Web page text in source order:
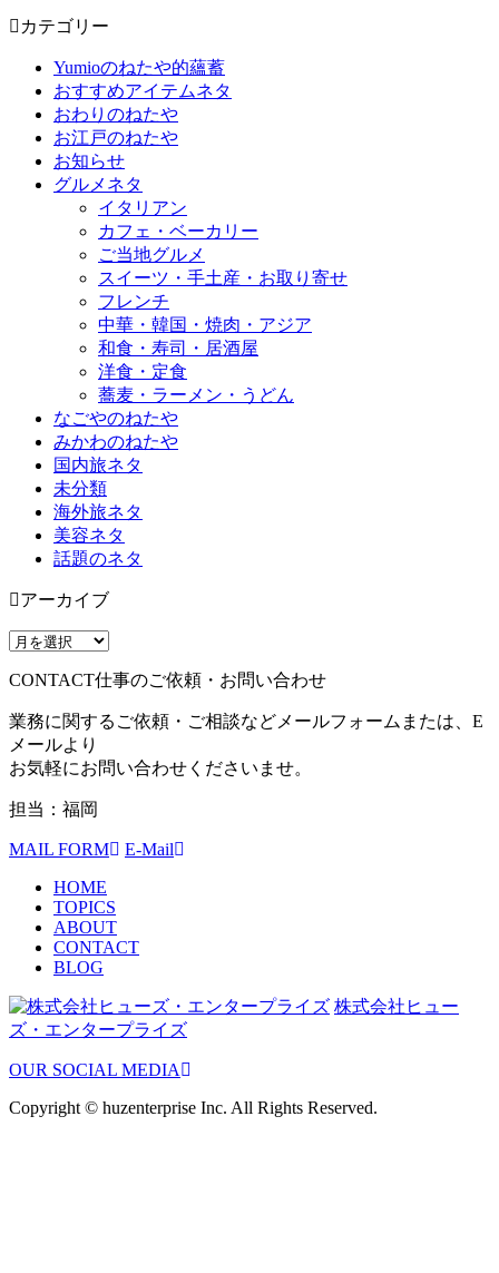
カテゴリー
Yumioのねたや的蘊蓄
おすすめアイテムネタ
おわりのねたや
お江戸のねたや
お知らせ
グルメネタ
イタリアン
カフェ・ベーカリー
ご当地グルメ
スイーツ・手土産・お取り寄せ
フレンチ
中華・韓国・焼肉・アジア
和食・寿司・居酒屋
洋食・定食
蕎麦・ラーメン・うどん
なごやのねたや
みかわのねたや
国内旅ネタ
未分類
海外旅ネタ
美容ネタ
話題のネタ
アーカイブ
CONTACT仕事のご依頼・お問い合わせ
業務に関するご依頼・ご相談などメールフォームまたは、E
メールより
お気軽にお問い合わせくださいませ。
担当：福岡
MAIL FORM
E-Mail
HOME
TOPICS
ABOUT
CONTACT
BLOG
株式会社ヒュー
ズ・エンタープライズ
OUR SOCIAL MEDIA
Copyright © huzenterprise Inc. All Rights Reserved.